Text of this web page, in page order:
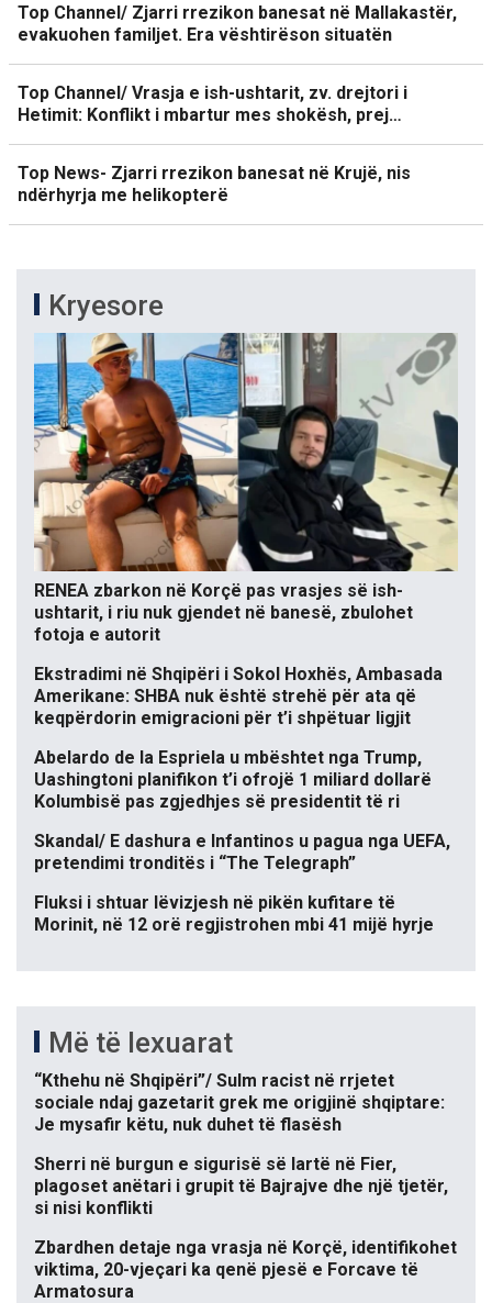
Top Channel/ Zjarri rrezikon banesat në Mallakastër,
evakuohen familjet. Era vështirëson situatën
Top Channel/ Vrasja e ish-ushtarit, zv. drejtori i
Hetimit: Konflikt i mbartur mes shokësh, prej…
Top News- Zjarri rrezikon banesat në Krujë, nis
ndërhyrja me helikopterë
Kryesore
RENEA zbarkon në Korçë pas vrasjes së ish-
ushtarit, i riu nuk gjendet në banesë, zbulohet
fotoja e autorit
Ekstradimi në Shqipëri i Sokol Hoxhës, Ambasada
Amerikane: SHBA nuk është strehë për ata që
keqpërdorin emigracioni për t’i shpëtuar ligjit
Abelardo de la Espriela u mbështet nga Trump,
Uashingtoni planifikon t’i ofrojë 1 miliard dollarë
Kolumbisë pas zgjedhjes së presidentit të ri
Skandal/ E dashura e Infantinos u pagua nga UEFA,
pretendimi tronditës i “The Telegraph”
Fluksi i shtuar lëvizjesh në pikën kufitare të
Morinit, në 12 orë regjistrohen mbi 41 mijë hyrje
Më të lexuarat
“Kthehu në Shqipëri”/ Sulm racist në rrjetet
sociale ndaj gazetarit grek me origjinë shqiptare:
Je mysafir këtu, nuk duhet të flasësh
Sherri në burgun e sigurisë së lartë në Fier,
plagoset anëtari i grupit të Bajrajve dhe një tjetër,
si nisi konflikti
Zbardhen detaje nga vrasja në Korçë, identifikohet
viktima, 20-vjeçari ka qenë pjesë e Forcave të
Armatosura